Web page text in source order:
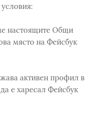
настоящите Общи
място на Фейсбук
активен профил в
е харесал Фейсбук